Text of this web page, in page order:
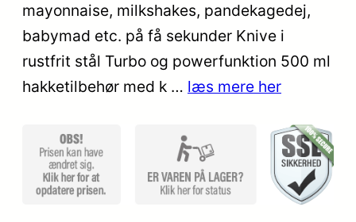
ømmelse
r
mayonnaise, milkshakes, pandekagedej,
babymad etc. på få sekunder Knive i
rustfrit stål Turbo og powerfunktion 500 ml
hakketilbehør med k … læs mere her